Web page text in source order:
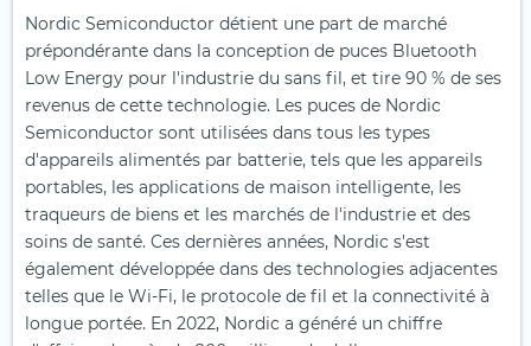
Nordic Semiconductor détient une part de marché
prépondérante dans la conception de puces Bluetooth
Low Energy pour l'industrie du sans fil, et tire 90 % de ses
revenus de cette technologie. Les puces de Nordic
Semiconductor sont utilisées dans tous les types
d'appareils alimentés par batterie, tels que les appareils
portables, les applications de maison intelligente, les
traqueurs de biens et les marchés de l'industrie et des
soins de santé. Ces dernières années, Nordic s'est
également développée dans des technologies adjacentes
telles que le Wi-Fi, le protocole de fil et la connectivité à
longue portée. En 2022, Nordic a généré un chiffre